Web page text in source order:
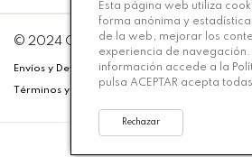
© 2024 Carmiña Moda - Desarrollado
Envíos y Devoluciones Política de
Términos y Condiciones
Cookies
Esta página web utiliza
forma anónima y
de la web, mejorar los
experiencia de navegación.
información accede a la
pulsa ACEPTAR acepta
Rechazar